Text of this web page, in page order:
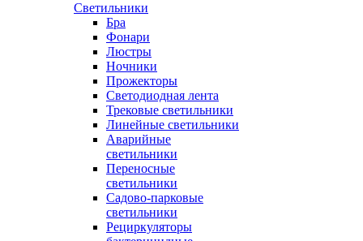
Светильники
Бра
Фонари
Люстры
Ночники
Прожекторы
Светодиодная лента
Трековые светильники
Линейные светильники
Аварийные
светильники
Переносные
светильники
Садово-парковые
светильники
Рециркуляторы